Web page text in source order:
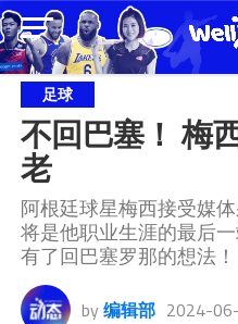
足球
不回巴塞！ 梅
老
阿根廷球星梅西接受媒
将是他职业生涯的最后
有了回巴塞罗那的想法！
by 编辑部 2024-